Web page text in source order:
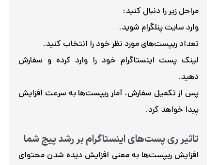
مراحل زیر را دنبال کنید:
وارد سایت پنلگرام شوید.
تعداد ریپست‌های مورد نظر خود را انتخاب کنید.
لینک پست اینستاگرام خود را وارد کرده و سفارش
دهید.
پس از تکمیل سفارش، آمار ریپست‌ها به سرعت افزایش
پیدا خواهد کرد.
تاثیر ری پست‌های اینستاگرام بر رشد پیج شما
افزایش ریپست‌ها به معنی افزایش دیده شدن محتوای